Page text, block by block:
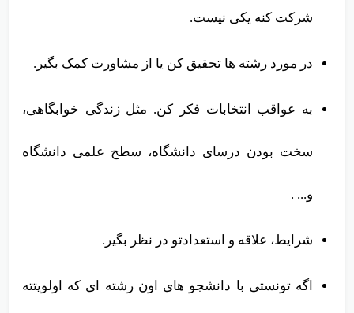
شرکت کنه یکی نیست.
در مورد رشته ها تحقیق کن یا از مشاورت کمک بگیر.
به عواقب انتخابات فکر کن. مثل زندگی خوابگاهی،
سخت بودن درسای دانشگاه، سطح علمی دانشگاه
و... .
شرایط، علاقه و استعدادتو در نظر بگیر.
اگه تونستی با دانشجو های اون رشته ای که اولویتته